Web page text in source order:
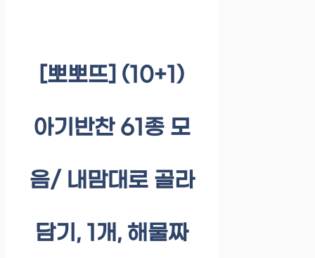
[뽀뽀뜨] (10+1)
아기반찬 61종 모
음/ 내맘대로 골라
담기, 1개, 해물짜